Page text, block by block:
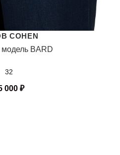
COHEN
BARD
32
000 ₽